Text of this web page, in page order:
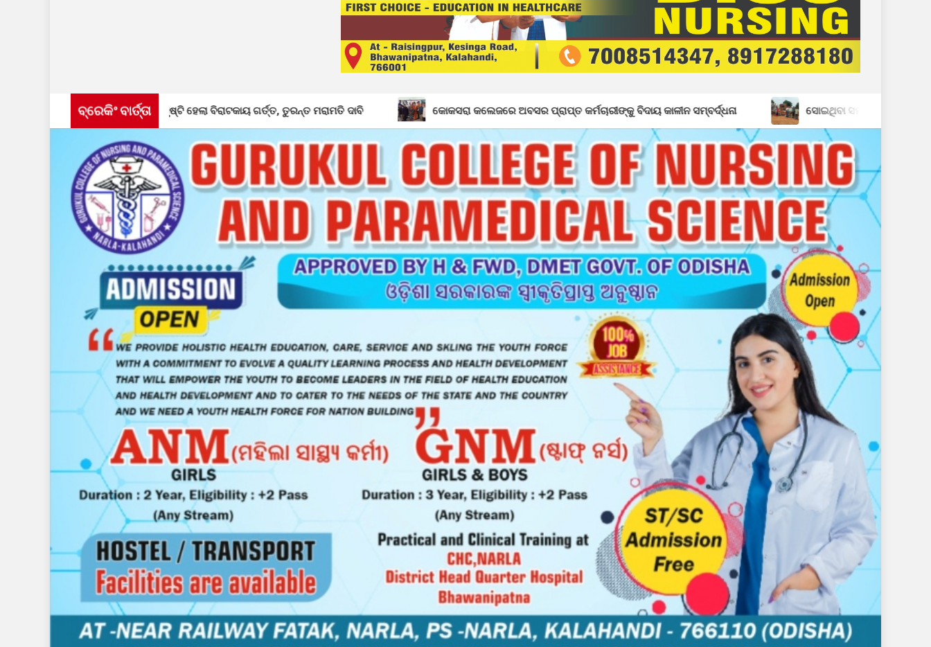
ବ୍ରେକିଂ ବାର୍ତ୍ତା
ପାର୍ଶ୍ୱ, ସୃଷ୍ଟି ହେଲା ବିରାଟକାୟ ଗର୍ତ୍ତ, ତୁରନ୍ତ ମରାମତି ଦାବି କୋକସରା କଲେଜରେ ଅବସର ପ୍ରାପ୍ତ କର୍ମଚାରୀଙ୍କୁ ବିଦାୟ କାଳୀନ ସମ୍ବର୍ଦ୍ଧନା ସୋଇଥିବା ସମୟରେ ଘରଭାଙ୍ଗି ଦେଲେ ହାତୀପଲ: